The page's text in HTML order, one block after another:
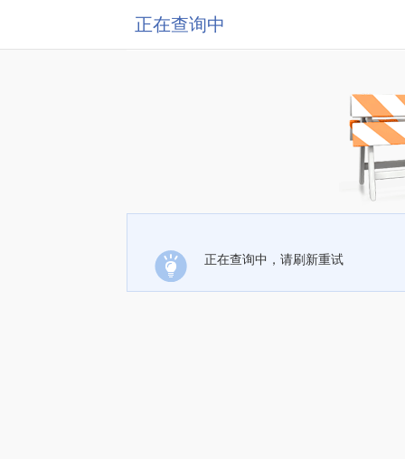
正在查询中
正在查询中，请刷新重试